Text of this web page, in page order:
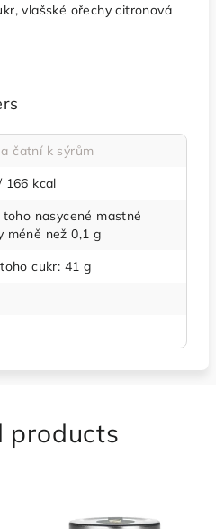
vlašské ořechy citronová
čatní k sýrům
166 kcal
toho nasycené mastné
méně než 0,1 g
cukr: 41 g
products